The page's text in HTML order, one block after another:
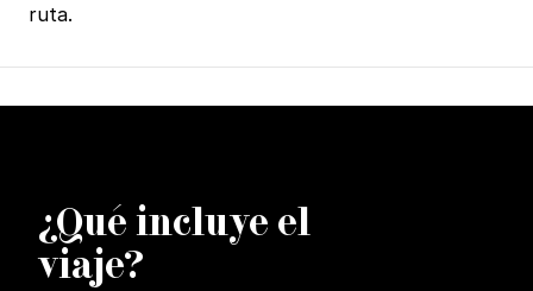
ruta.
¿Qué incluye el
viaje?